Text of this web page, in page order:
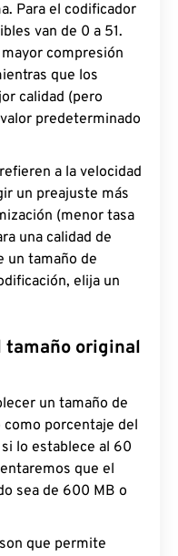
Para el codificador
van de 0 a 51.
compresión
que los
calidad (pero
predeterminado
a la velocidad
un preajuste más
(menor tasa
una calidad de
un tamaño de
elija un
tamaño original
un tamaño de
porcentaje del
lo establece al 60
que el
sea de 600 MB o
que permite